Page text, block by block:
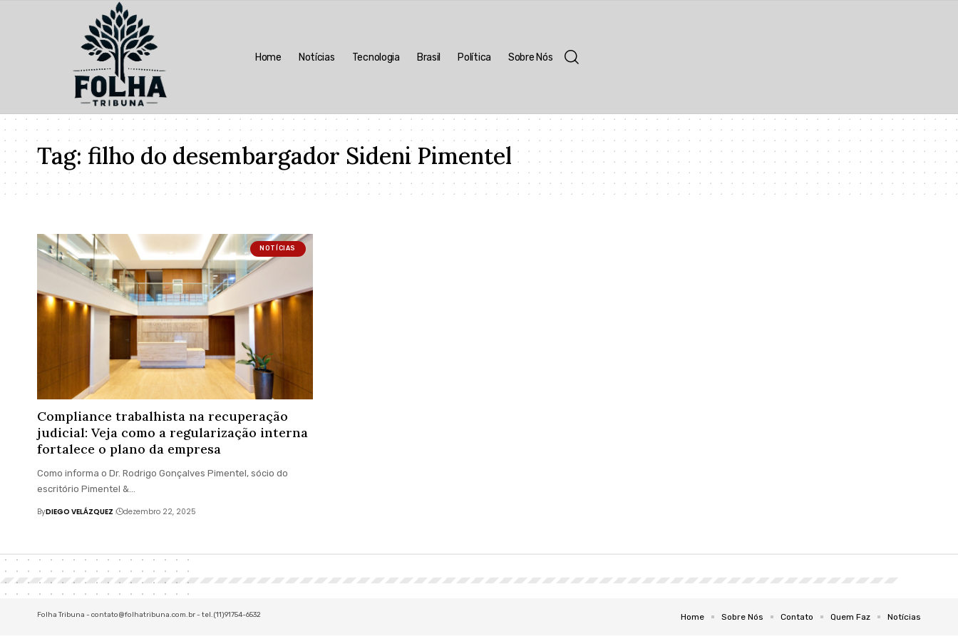
Home Notícias Tecnologia Brasil Política Sobre Nós
Tag: filho do desembargador Sideni Pimentel
NOTÍCIAS
Compliance trabalhista na recuperação
judicial: Veja como a regularização interna
fortalece o plano da empresa
Como informa o Dr. Rodrigo Gonçalves Pimentel, sócio do
escritório Pimentel &…
ByDIEGO VELÁZQUEZ dezembro 22, 2025
Folha Tribuna - contato@folhatribuna.com.br- tel.(11)91754-6532 Home Sobre Nós Contato Quem Faz Notícias